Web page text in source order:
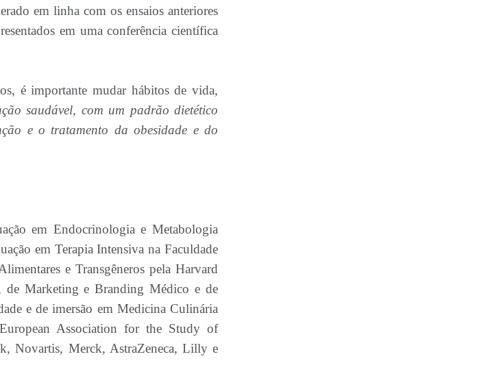
em linha com os ensaios anteriores
em uma conferência científica
é importante mudar hábitos de vida,
saudável, com um padrão dietético
e o tratamento da obesidade e do
em Endocrinologia e Metabologia
em Terapia Intensiva na Faculdade
e Transgêneros pela Harvard
de Marketing e Branding Médico e de
e de imersão em Medicina Culinária
Association for the Study of
Novartis, Merck, AstraZeneca, Lilly e